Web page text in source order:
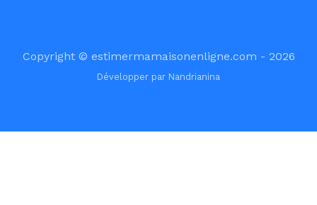
Copyright © estimermamaisonenligne.com - 2026
Développer par Nandrianina